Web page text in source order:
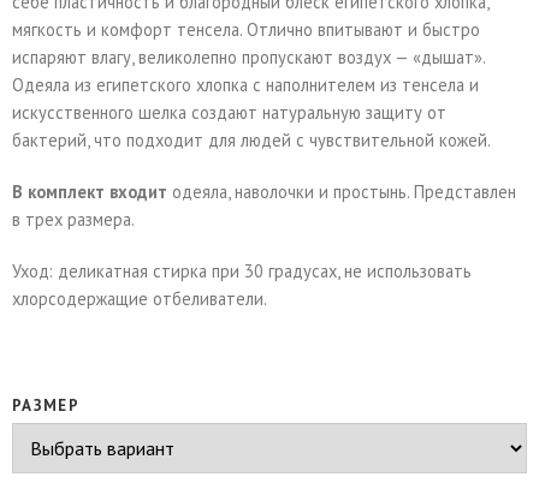
мягкость и комфорт тенсела. Отлично впитывают и быстро
испаряют влагу, великолепно пропускают воздух — «дышат».
Одеяла из египетского хлопка с наполнителем из тенсела и
искусственного шелка создают натуральную защиту от
бактерий, что подходит для людей с чувствительной кожей.
В комплект входит одеяла, наволочки и простынь. Представлен
в трех размера.
Уход: деликатная стирка при 30 градусах, не использовать
хлорсодержащие отбеливатели.
РАЗМЕР